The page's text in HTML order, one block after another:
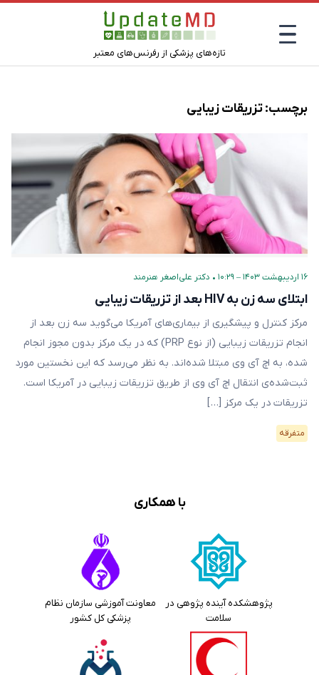
تازه‌های پزشکی از رفرنس‌های معتبر
برچسب:تزریقات زیبایی
۱۶ اردیبهشت ۱۴۰۳ – ۱۰:۲۹ • دکتر علی‌اصغر هنرمند
ابتلای سه زن به HIV بعد از تزریقات زیبایی
مرکز کنترل و پیشگیری از بیماری‌های آمریکا می‌گوید سه زن بعد از
انجام تزریقات زیبایی (از نوع PRP) که در یک مرکز بدون مجوز انجام
شده، به اچ آی وی مبتلا شده‌اند. به ‌نظر می‌رسد که این نخستین مورد
ثبت‌شده‌ی انتقال اچ آی وی از طریق تزریقات زیبایی در آمریکا است.
تزریقات در یک مرکز […]
متفرقه
با همکاری
پژوهشکده آینده پژوهی در
سلامت
معاونت آموزشی سازمان نظام
پزشکی کل کشور